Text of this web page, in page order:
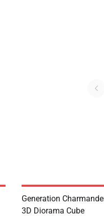
Generation
3D Diorama Cube